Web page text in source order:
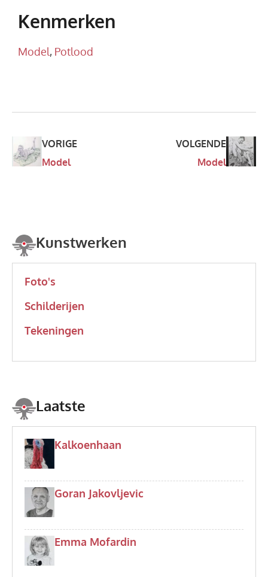
Kenmerken
Model, Potlood
VORIGE
Model
VOLGENDE
Model
Kunstwerken
Foto's
Schilderijen
Tekeningen
Laatste
Kalkoenhaan
Goran Jakovljevic
Emma Mofardin